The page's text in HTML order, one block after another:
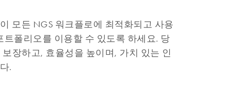
모든 NGS 워크플로에 최적화되고 사용
트폴리오를 이용할 수 있도록 하세요. 당
장하고, 효율성을 높이며, 가치 있는 인
.